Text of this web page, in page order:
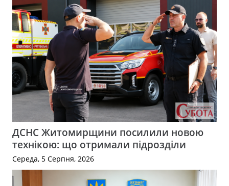
ДСНС Житомирщини посилили новою
технікою: що отримали підрозділи
Середа, 5 Серпня, 2026